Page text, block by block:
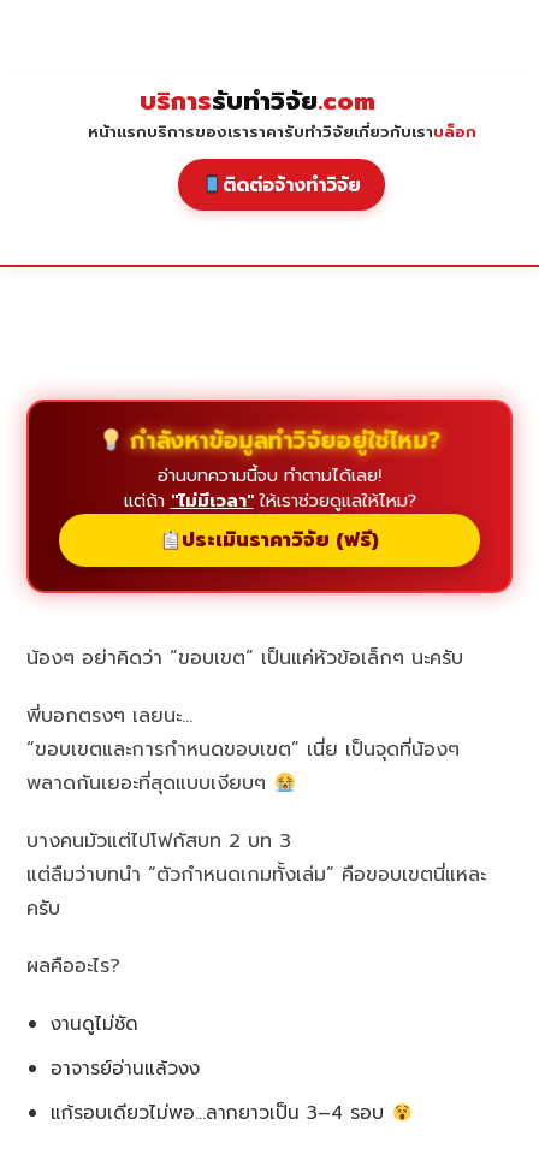
บริการรับทำวิจัย.com
หน้าแรกบริการของเราราคารับทำวิจัยเกี่ยวกับเราบล็อก
ติดต่อจ้างทำวิจัย
กำลังหาข้อมูลทำวิจัยอยู่ใช่ไหม?
อ่านบทความนี้จบ ทำตามได้เลย!
แต่ถ้า "ไม่มีเวลา"ให้เราช่วยดูแลให้ไหม?
ประเมินราคาวิจัย (ฟรี)
น้องๆ อย่าคิดว่า “ขอบเขต” เป็นแค่หัวข้อเล็กๆ นะครับ
พี่บอกตรงๆ เลยนะ…
“ขอบเขตและการกำหนดขอบเขต” เนี่ย เป็นจุดที่น้องๆ
พลาดกันเยอะที่สุดแบบเงียบๆ
บางคนมัวแต่ไปโฟกัสบท 2 บท 3
แต่ลืมว่าบทนำ “ตัวกำหนดเกมทั้งเล่ม” คือขอบเขตนี่แหละ
ครับ
ผลคืออะไร?
งานดูไม่ชัด
อาจารย์อ่านแล้วงง
แก้รอบเดียวไม่พอ…ลากยาวเป็น 3–4 รอบ